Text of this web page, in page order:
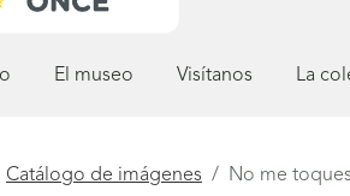
El museo Visítanos La
Catálogo de imágenes No me toques